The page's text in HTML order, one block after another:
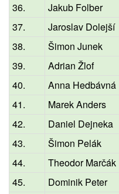
36.
Jakub Folber
37.
Jaroslav Dolejší
38.
Šimon Junek
39.
Adrian Žlof
40.
Anna Hedbávná
41.
Marek Anders
42.
Daniel Dejneka
43.
Šimon Pelák
44.
Theodor Marčák
45.
Dominik Peter